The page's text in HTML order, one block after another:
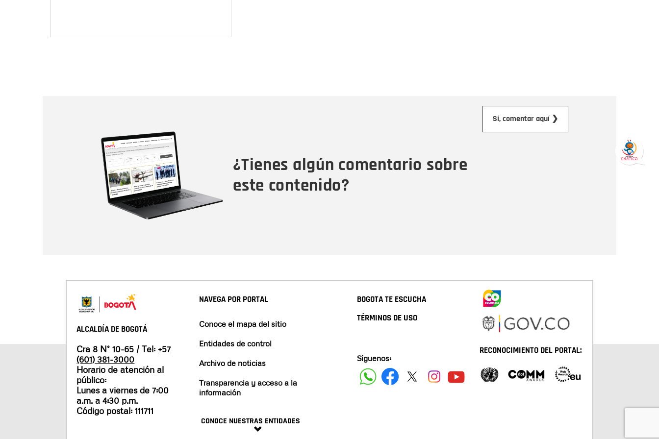
¿Tienes algún comentario sobre
este contenido?
Sí, comentar aquí ❯
ALCALDÍA DE BOGOTÁ
Cra 8 N° 10-65 / Tel: +57
(601) 381-3000
Horario de atención al
público:
Lunes a viernes de 7:00
a.m. a 4:30 p.m.
Código postal: 111711
NAVEGA POR PORTAL
Conoce el mapa del sitio
Entidades de control
Archivo de noticias
Transparencia y acceso a la
información
CONOCE NUESTRAS ENTIDADES
BOGOTA TE ESCUCHA
TÉRMINOS DE USO
Síguenos:
RECONOCIMIENTO DEL PORTAL: